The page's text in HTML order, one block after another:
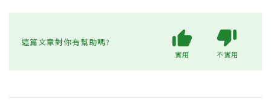
這篇文章對你有幫助嗎?
實用 不實用